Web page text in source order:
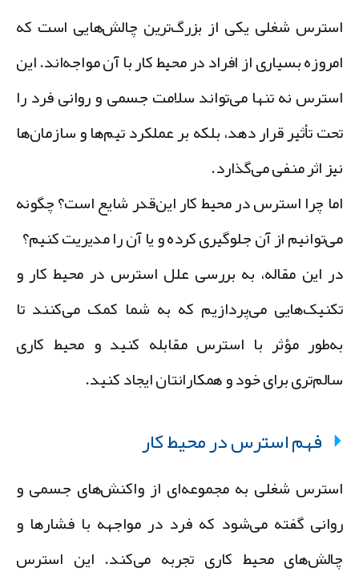
شغلی یکی از بزرگ‌ترین چالش‌هایی است که
بسیاری از افراد در محیط کار با آن مواجه‌اند. این
نه تنها می‌تواند سلامت جسمی و روانی فرد را
تأثیر قرار دهد، بلکه بر عملکرد تیم‌ها و سازمان‌ها
اثر منفی می‌گذارد.
چرا استرس در محیط کار این‌قدر شایع است؟ چگونه
از آن جلوگیری کرده و یا آن را مدیریت کنیم؟
این مقاله، به بررسی علل استرس در محیط کار و
می‌پردازیم که به شما کمک می‌کنند تا
مؤثر با استرس مقابله کنید و محیط کاری
برای خود و همکارانتان ایجاد کنید.
فهم استرس در محیط کار
شغلیبه مجموعه‌ای از واکنش‌های جسمی و
گفته می‌شود که فرد در مواجهه با فشارها و
محیط کاری تجربه می‌کند. این استرس